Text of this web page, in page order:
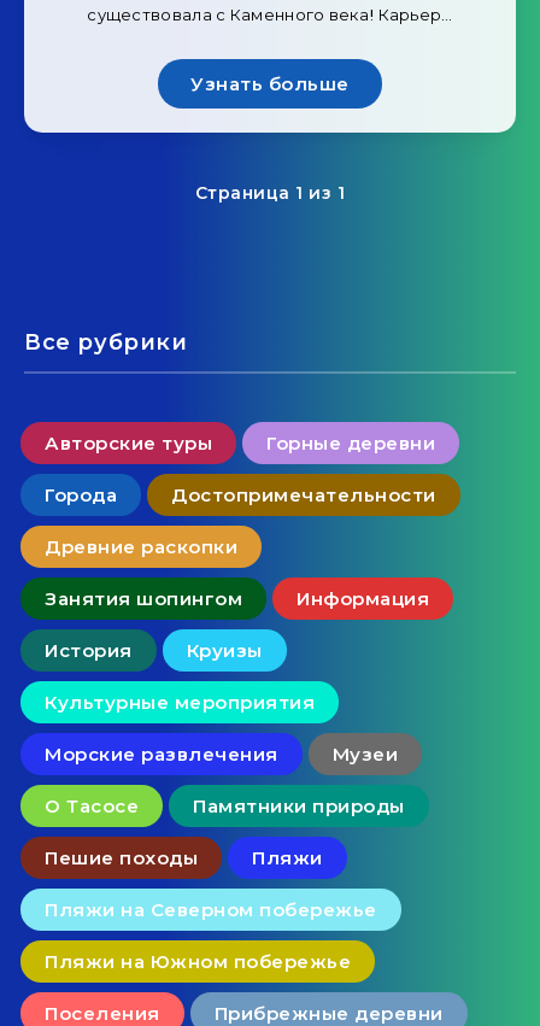
существовала с Каменного века! Карьер…
Узнать больше
Страница 1 из 1
Все рубрики
Авторские туры Горные деревни
Города Достопримечательности
Древние раскопки
Занятия шопингом Информация
История Круизы
Культурные мероприятия
Морские развлечения Музеи
О Тасосе Памятники природы
Пешие походы Пляжи
Пляжи на Северном побережье
Пляжи на Южном побережье
Поселения Прибрежные деревни